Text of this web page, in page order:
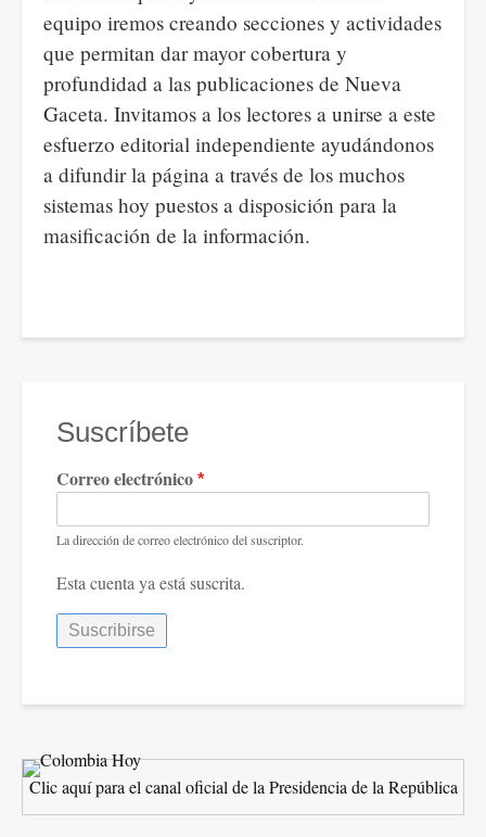
equipo iremos creando secciones y actividades
que permitan dar mayor cobertura y
profundidad a las publicaciones de Nueva
Gaceta. Invitamos a los lectores a unirse a este
esfuerzo editorial independiente ayudándonos
a difundir la página a través de los muchos
sistemas hoy puestos a disposición para la
masificación de la información.
Suscríbete
Correo electrónico
La dirección de correo electrónico del suscriptor.
Esta cuenta ya está suscrita.
Clic aquí para el canal oficial de la Presidencia de la República